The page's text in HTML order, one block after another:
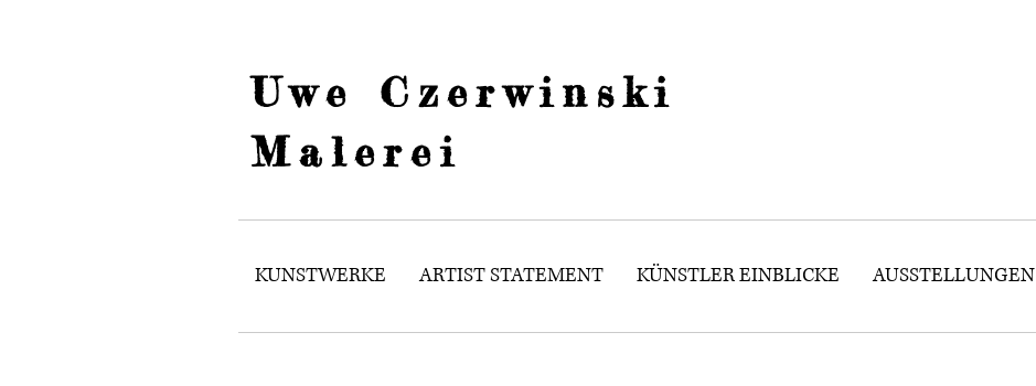
Uwe Czerwinski
Malerei
KUNSTWERKE ARTIST STATEMENT KÜNSTLER EINBLICKE AUSSTELLUNGEN